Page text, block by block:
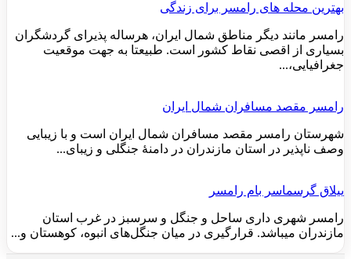
بهترین محله های رامسر برای زندگی
رامسر مانند دیگر مناطق شمال ایران، هرساله پذیرای گردشگران
بسیاری از اقصی نقاط کشور است. طبیعتا به جهت موقعیت
جغرافیایی،...
رامسر مقصد مسافران شمال ایران
شهرستان رامسر مقصد مسافران شمال ایران است و با زیبایی
وصف ناپذیر در استان مازندران در دامنهٔ جنگلی و زیبای...
ییلاق گرسماسر بام رامسر
رامسر شهری داری ساحل و جنگل و سرسبز در غرب استان
مازندران میباشد. قرارگیری در میان جنگل‌های انبوه، کوهستان و...